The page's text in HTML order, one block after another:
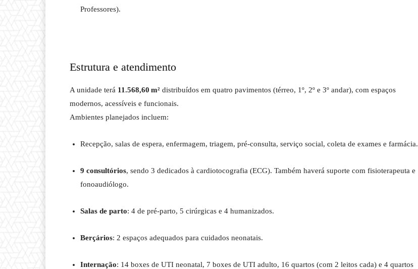
Professores).
Estrutura e atendimento
A unidade terá 11.568,60 m² distribuídos em quatro pavimentos (térreo, 1º, 2º e 3º andar), com espaços
modernos, acessíveis e funcionais.
Ambientes planejados incluem:
Recepção, salas de espera, enfermagem, triagem, pré-consulta, serviço social, coleta de exames e farmácia.
9 consultórios, sendo 3 dedicados à cardiotocografia (ECG). Também haverá suporte com fisioterapeuta e
fonoaudiólogo.
Salas de parto: 4 de pré-parto, 5 cirúrgicas e 4 humanizados.
Berçários: 2 espaços adequados para cuidados neonatais.
Internação: 14 boxes de UTI neonatal, 7 boxes de UTI adulto, 16 quartos (com 2 leitos cada) e 4 quartos